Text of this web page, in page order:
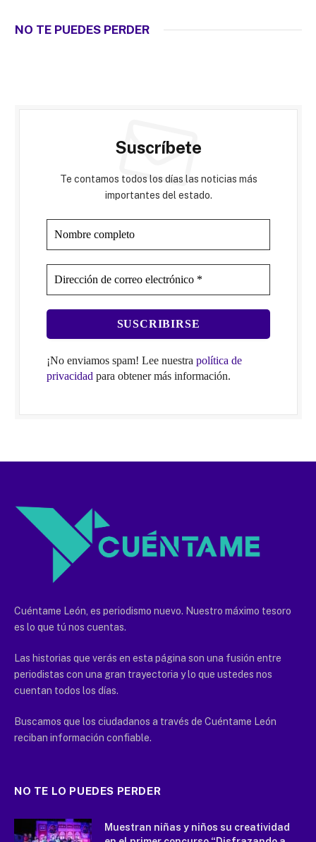
NO TE PUEDES PERDER
Suscríbete
Te contamos todos los días las noticias más
importantes del estado.
¡No enviamos spam! Lee nuestra política de
privacidad para obtener más información.
Cuéntame León, es periodismo nuevo. Nuestro máximo tesoro
es lo que tú nos cuentas.
Las historias que verás en esta página son una fusión entre
periodistas con una gran trayectoria y lo que ustedes nos
cuentan todos los días.
Buscamos que los ciudadanos a través de Cuéntame León
reciban información confiable.
NO TE LO PUEDES PERDER
Muestran niñas y niños su creatividad